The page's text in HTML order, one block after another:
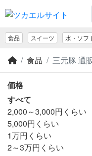
食品 スイーツ 水・ソフ
食品 三元豚 通
価格
すべて
2,000～3,000円くらい
5,000円くらい
1万円くらい
2～3万円くらい